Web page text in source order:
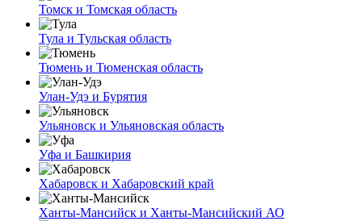
Томск и Томская область
Тула и Тульская область
Тюмень и Тюменская область
Улан-Удэ и Бурятия
Ульяновск и Ульяновская область
Уфа и Башкирия
Хабаровск и Хабаровский край
Ханты-Мансийск и Ханты-Мансийский АО